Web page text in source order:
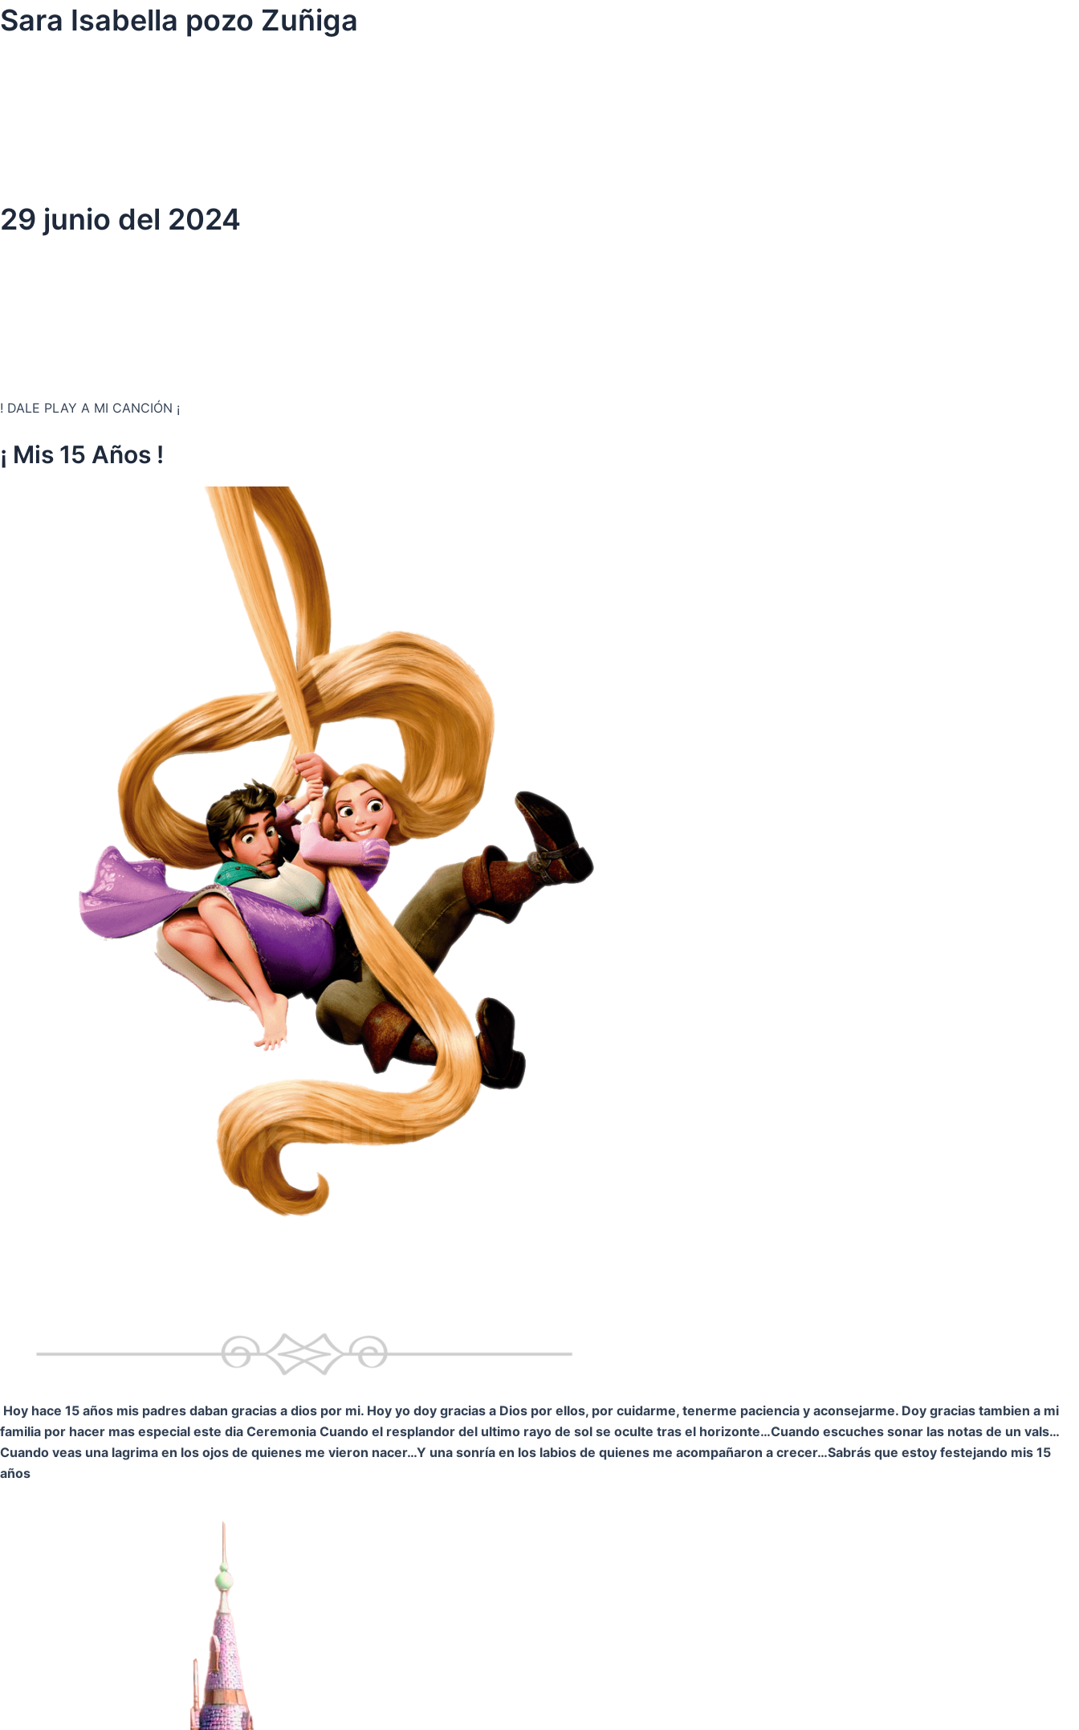
Ir
al
Sara Isabella pozo Zuñiga
29 junio del 2024
! DALE PLAY A MI CANCIÓN ¡
¡ Mis 15 Años !
Hoy hace 15 años mis padres daban gracias a dios por mi. Hoy yo doy gracias a Dios por ellos, por cuidarme, tenerme paciencia y aconsejarme. Doy gracias tambien a mi
familia por hacer mas especial este dia Ceremonia Cuando el resplandor del ultimo rayo de sol se oculte tras el horizonte…Cuando escuches sonar las notas de un vals…
Cuando veas una lagrima en los ojos de quienes me vieron nacer…Y una sonría en los labios de quienes me acompañaron a crecer…Sabrás que estoy festejando mis 15
años